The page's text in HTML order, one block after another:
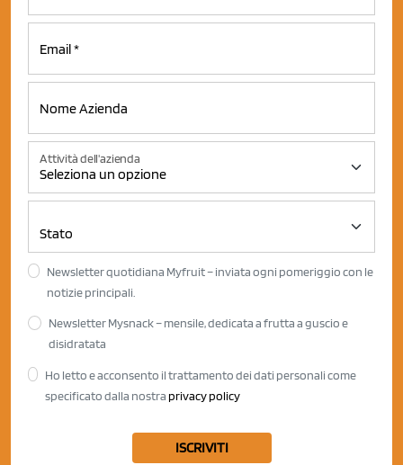
Attività dell'azienda
Newsletter quotidiana Myfruit – inviata ogni pomeriggio con le
notizie principali.
Newsletter Mysnack – mensile, dedicata a frutta a guscio e
disidratata
Ho letto e acconsento il trattamento dei dati personali come
specificato dalla nostra privacy policy
ISCRIVITI